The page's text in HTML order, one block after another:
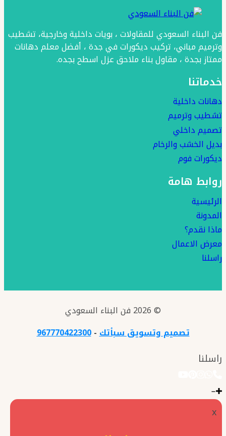
حوش
تراكوتا
جدة
–
تراكوتا
فن البناء السعودي للمقاولات ، بويات داخلية وخارجية، تشطيب
وترميم مباني، تركيب ديكورات في جدة ، أفضل معلم دهانات
ممتاز بجدة ، مقاول بناء ملاحق عزل اسطح بجده.
خدماتنا
دهانات داخلية
تشطيب وترميم
تصميم داخلي
بديل الخشب والرخام
ديكورات فوم
روابط هامة
الرئيسية
المدونة
ماذا نقدم؟
معرض الاعمال
راسلنا
© 2026 فن البناء السعودي
تصميم وتسويق سبأتك-
967770422300
راسلنا
x